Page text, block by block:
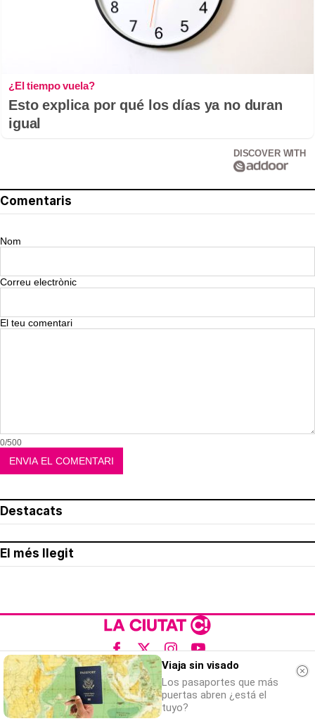
¿El tiempo vuela?
Esto explica por qué los días ya no duran
igual
DISCOVER WITH
Comentaris
Nom
Correu electrònic
El teu comentari
0/500
Destacats
El més llegit
Avís legal
Política de privacitat
Política de cookies
Viaja sin visado
Los pasaportes que más
puertas abren ¿está el
tuyo?